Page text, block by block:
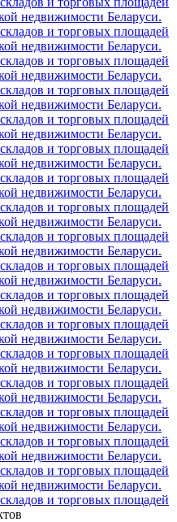
недвижимости Беларуси.
и торговых площадей
недвижимости Беларуси.
и торговых площадей
недвижимости Беларуси.
и торговых площадей
недвижимости Беларуси.
и торговых площадей
недвижимости Беларуси.
и торговых площадей
недвижимости Беларуси.
и торговых площадей
недвижимости Беларуси.
и торговых площадей
недвижимости Беларуси.
и торговых площадей
недвижимости Беларуси.
и торговых площадей
недвижимости Беларуси.
и торговых площадей
недвижимости Беларуси.
и торговых площадей
недвижимости Беларуси.
и торговых площадей
недвижимости Беларуси.
и торговых площадей
недвижимости Беларуси.
и торговых площадей
недвижимости Беларуси.
и торговых площадей
недвижимости Беларуси.
и торговых площадей
недвижимости Беларуси.
и торговых площадей